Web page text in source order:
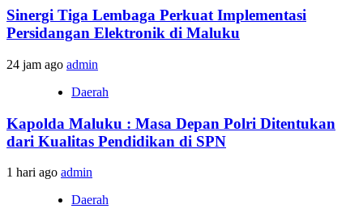
Sinergi Tiga Lembaga Perkuat Implementasi
Persidangan Elektronik di Maluku
24 jam ago admin
Daerah
Kapolda Maluku : Masa Depan Polri Ditentukan
dari Kualitas Pendidikan di SPN
1 hari ago admin
Daerah